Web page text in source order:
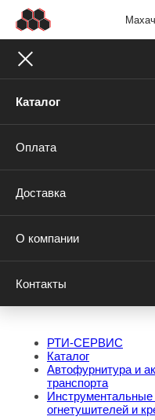
Каталог
Оплата
Доставка
О компании
Контакты
РТИ-СЕРВИС
Каталог
Автофурнитура и
транспорта
огнетушителей и